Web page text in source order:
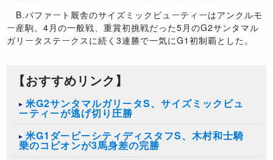
B.バファート厩舎のサイズミックビューティーはアンクルモ
ー産駒。4月の一般戦、重賞初挑戦だった5月のG2サンタマル
ガリータステークスに続く3連勝で一気にG1初制覇とした。
【おすすめリンク】
米G2サンタマルガリータS、サイズミックビュ
ーティーが逃げ切り圧勝
米G1ダービーシティディスタフS、木村和士騎
乗のコピオンが3馬身差の完勝